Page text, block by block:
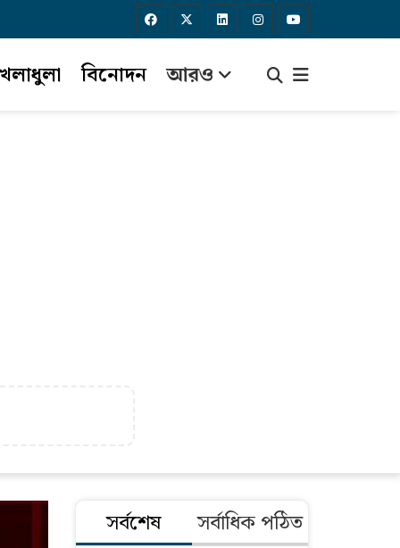
বিনোদন আরও
সর্বশেষ সর্বাধিক পঠিত